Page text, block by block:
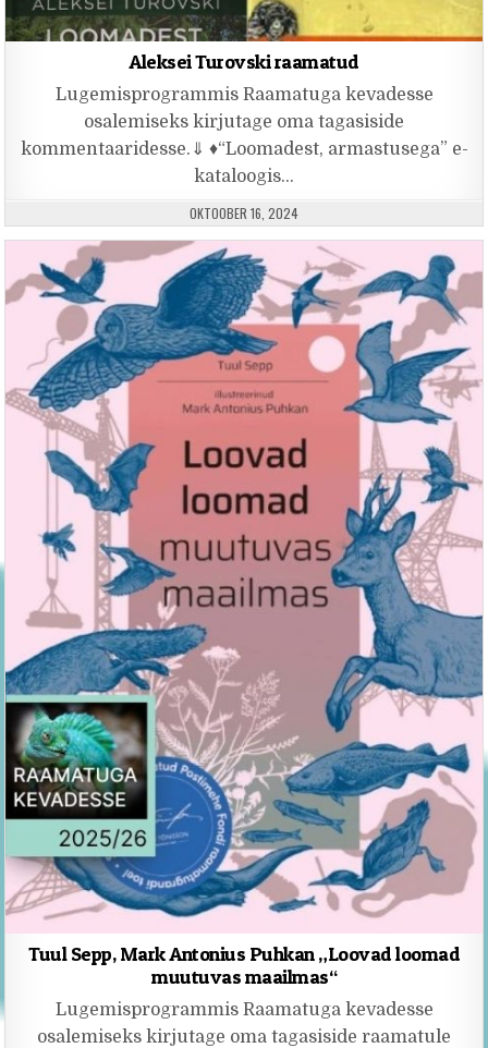
Aleksei Turovski raamatud
Lugemisprogrammis Raamatuga kevadesse
osalemiseks kirjutage oma tagasiside
kommentaaridesse.⇓ ♦“Loomadest, armastusega” e-
kataloogis…
PUBLISHED DATE:
OKTOOBER 16, 2024
Tuul Sepp, Mark Antonius Puhkan „Loovad loomad
muutuvas maailmas“
Lugemisprogrammis Raamatuga kevadesse
osalemiseks kirjutage oma tagasiside raamatule